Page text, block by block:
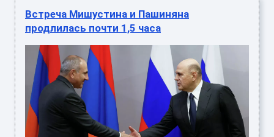
Встреча Мишустина и Пашиняна
продлилась почти 1,5 часа